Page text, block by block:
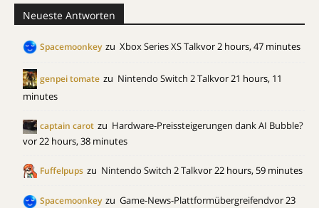
Neueste Antworten
Spacemoonkey zu Xbox Series XS Talkvor 2 hours, 47 minutes
genpei tomate zu Nintendo Switch 2 Talkvor 21 hours, 11
minutes
captain carot zu Hardware-Preissteigerungen dank AI Bubble?
vor 22 hours, 38 minutes
Fuffelpups zu Nintendo Switch 2 Talkvor 22 hours, 59 minutes
Spacemoonkey zu Game-News-Plattformübergreifendvor 23